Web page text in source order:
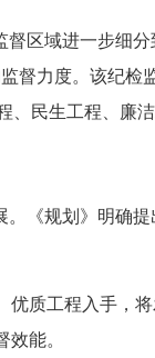
区域进一步细分
督力度。该纪检
民生工程、廉洁
《规划》明确提
质工程入手，
能。